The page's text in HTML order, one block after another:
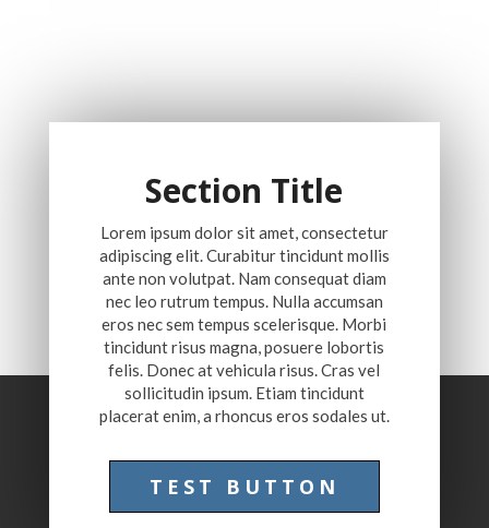
Section Title
Lorem ipsum dolor sit amet, consectetur
adipiscing elit. Curabitur tincidunt mollis
ante non volutpat. Nam consequat diam
nec leo rutrum tempus. Nulla accumsan
eros nec sem tempus scelerisque. Morbi
tincidunt risus magna, posuere lobortis
felis. Donec at vehicula risus. Cras vel
sollicitudin ipsum. Etiam tincidunt
placerat enim, a rhoncus eros sodales ut.
TEST BUTTON